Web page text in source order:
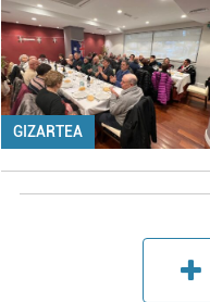
GIZARTEA